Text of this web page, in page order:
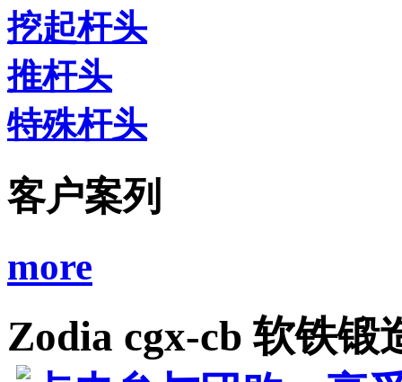
挖起杆头
推杆头
特殊杆头
客户案列
more
Zodia cgx-cb 软铁锻